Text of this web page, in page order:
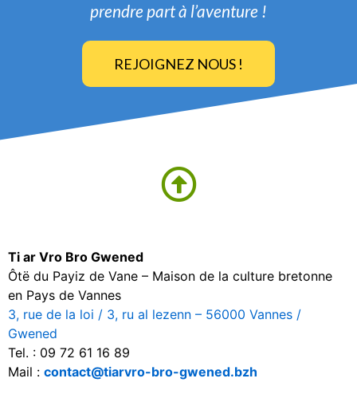
prendre part à l’aventure !
REJOIGNEZ NOUS !
Ti ar Vro Bro Gwened
Ôtë du Payiz de Vane – Maison de la culture bretonne
en Pays de Vannes
3, rue de la loi / 3, ru al lezenn – 56000 Vannes /
Gwened
Tel. : 09 72 61 16 89
Mail : contact@tiarvro-bro-gwened.bzh